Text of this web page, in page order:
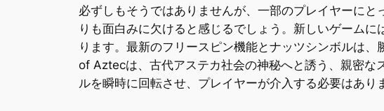
必ずしもそうではありませんが、一部のプレイヤーに
りも面白みに欠けると感じるでしょう。新しいゲーム
ります。最新のフリースピン機能とナッツシンボルは
of Aztecは、古代アステカ社会の神秘へと誘う、親密な
ルを瞬時に回転させ、プレイヤーが介入する必要はあり